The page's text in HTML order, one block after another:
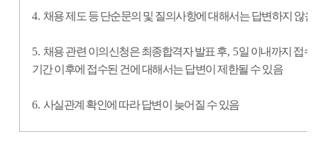
4. 채용 제도 등 단순문의 및 질의사항에 대해서는 답변하지 않음
5. 채용 관련 이의신청은 최종합격자 발표 후, 5일 이내까지 접수
기간 이후에 접수된 건에 대해서는 답변이 제한될 수 있음
6. 사실관계 확인에 따라 답변이 늦어질 수 있음